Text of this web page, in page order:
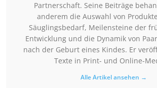
Partnerschaft. Seine Beiträge
anderem die Auswahl von
Säuglingsbedarf, Meilensteine der
Entwicklung und die Dynamik von
nach der Geburt eines Kindes. Er
Texte in Print- und Online-
Alle Artikel ansehen →